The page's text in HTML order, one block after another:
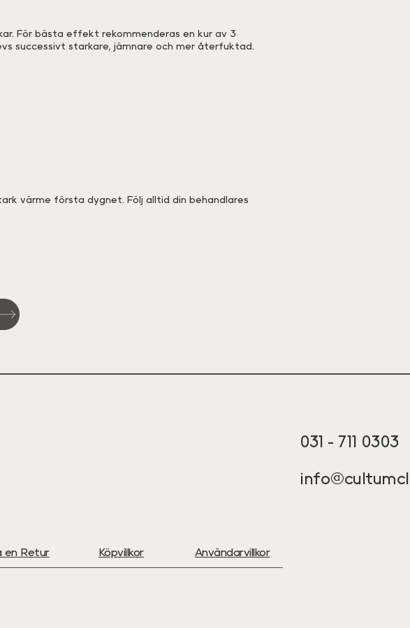
För bästa effekt rekommenderas en kur av 3
successivt starkare, jämnare och mer återfuktad.
värme första dygnet. Följ alltid din behandlares
en Retur
031 - 711 0303
Köpvillkor Användarvillkor